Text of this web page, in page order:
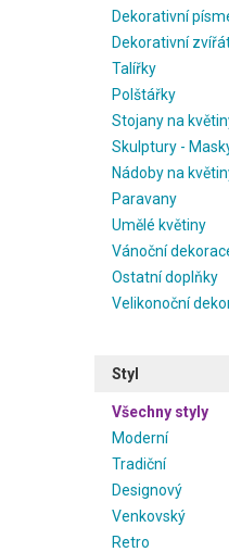
Dekorativní
Dekorativní
Talířky
Polštářky
Stojany na
Skulptury -
Nádoby na
Paravany
Umělé květiny
Vánoční
Ostatní doplňky
Velikonoční
Styl
Všechny styly
Moderní
Tradiční
Designový
Venkovský
Retro